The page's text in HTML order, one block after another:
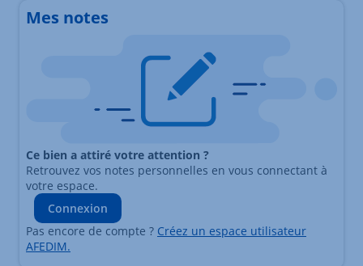
Mes notes
Ce bien a attiré votre attention ?
Retrouvez vos notes personnelles en vous connectant à
votre espace.
Connexion
Pas encore de compte ? Créez un espace utilisateur
AFEDIM.